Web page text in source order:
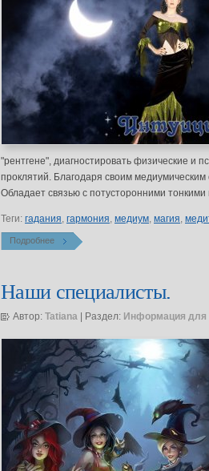
"рентгене", диагностировать физические и
проклятий. Благодаря своим
Обладает связью с потусторонними
Теги: гадания, гармония, медиум, магия,
Подробнее
Наши специалисты.
Автор: Tatiana | Раздел: Информация для